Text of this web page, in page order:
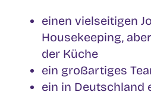
einen vielseitigen
Housekeeping,
der Küche
ein großartiges
ein in Deutschland